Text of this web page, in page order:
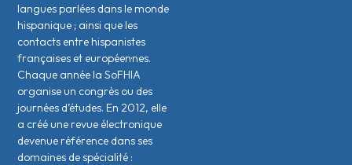
langues parlées dans le monde
hispanique ; ainsi que les
contacts entre hispanistes
français·es et européen·nes.
Chaque année la SoFHIA
organise un congrès ou des
journées d’études. En 2012, elle
a créé une revue électronique
devenue référence dans ses
domaines de spécialité :